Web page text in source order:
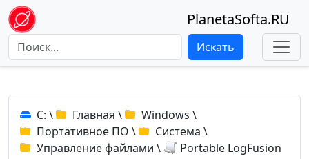
PlanetaSofta.RU
Искать
C: \ Главная \ Windows \
Портативное ПО \ Система \
Управление файлами \ Portable LogFusion